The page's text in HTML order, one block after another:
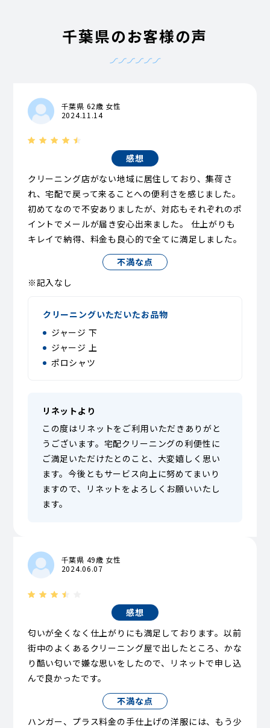
千葉県のお客様の声
千葉県 62歳 女性
2024.11.14
感想
クリーニング店がない地域に居住しており、集荷さ
れ、宅配で戻って来ることへの便利さを感じました。
初めてなので不安ありましたが、対応もそれぞれのポ
イントでメールが届き安心出来ました。 仕上がりも
キレイで納得、料金も良心的で全てに満足しました。
不満な点
※記入なし
クリーニングいただいたお品物
ジャージ 下
ジャージ 上
ポロシャツ
リネットより
この度はリネットをご利用いただきありがと
うございます。宅配クリーニングの利便性に
ご満足いただけたとのこと、大変嬉しく思い
ます。今後ともサービス向上に努めてまいり
ますので、リネットをよろしくお願いいたし
ます。
千葉県 49歳 女性
2024.06.07
感想
匂いが全くなく仕上がりにも満足しております。以前
街中のよくあるクリーニング屋で出したところ、かな
り酷い匂いで嫌な思いをしたので、リネットで申し込
んで良かったです。
不満な点
ハンガー、プラス料金の手仕上げの洋服には、もう少